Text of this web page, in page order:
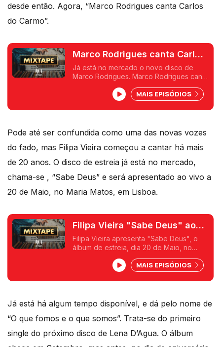
desde então. Agora, “Marco Rodrigues canta Carlos
do Carmo”.
Marco Rodrigues canta Carlos
do Carmo
Já está no mercado o novo disco de
Marco Rodrigues. Marco Rodrigues canta
homenagem a uma das vozes mais
importantes do país.
MAIS EPISÓDIOS
Pode até ser confundida como uma das novas vozes
do fado, mas Filipa Vieira começou a cantar há mais
de 20 anos. O disco de estreia já está no mercado,
chama-se , “Sabe Deus” e será apresentado ao vivo a
20 de Maio, no Maria Matos, em Lisboa.
Filipa Vieira "Sabe Deus" ao
vivo
Filipa Vieira apresenta "Sabe Deus", o
álbum de estreia, dia 20 de Maio, no
Impulsos" é o novo singleMAIS EPISÓDIOS
Já está há algum tempo disponível, e dá pelo nome de
“O que fomos e o que somos”. Trata-se do primeiro
single do próximo disco de Lena D’Agua. O álbum